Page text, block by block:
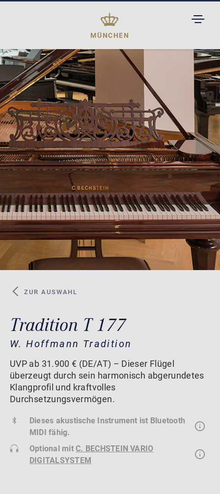
MÜNCHEN
ZUR AUSWAHL
Tradition T 177
W. Hoffmann Tradition
UVP ab 31.900 € (DE/AT) – Dieser Flügel
überzeugt durch sein harmonisch abgerundetes
Klangprofil und kraftvolles
Durchsetzungsvermögen.
Dieses akustische Instrument ist Bluetooth
MIDI fähig.
Optional mitC. BECHSTEIN VARIO
DIGITALSYSTEM